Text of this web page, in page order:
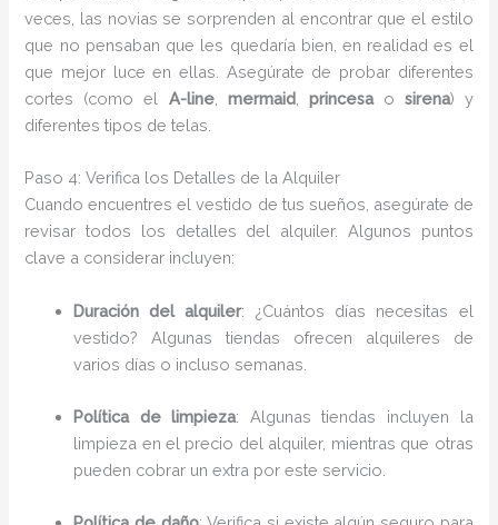
veces, las novias se sorprenden al encontrar que el estilo
que no pensaban que les quedaría bien, en realidad es el
que mejor luce en ellas. Asegúrate de probar diferentes
cortes (como el A-line, mermaid, princesao sirena) y
diferentes tipos de telas.
Paso 4: Verifica los Detalles de la Alquiler
Cuando encuentres el vestido de tus sueños, asegúrate de
revisar todos los detalles del alquiler. Algunos puntos
clave a considerar incluyen:
Duración del alquiler: ¿Cuántos días necesitas el
vestido? Algunas tiendas ofrecen alquileres de
varios días o incluso semanas.
Política de limpieza: Algunas tiendas incluyen la
limpieza en el precio del alquiler, mientras que otras
pueden cobrar un extra por este servicio.